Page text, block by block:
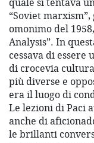
“Soviet
omonimo del
Analysis”. In
cessava di
di crocevia
più diverse e
era il luogo di
Le lezioni di Paci
anche di
le brillanti